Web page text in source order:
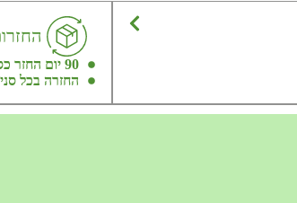
90 יום החזר כספי מלא
החזרה בכל